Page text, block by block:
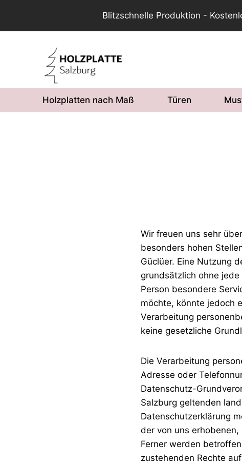
Blitzschnelle Produktion -
Holzplatten nach Maß Türen
Wir freuen uns sehr
besonders hohen
Güclüer. Eine Nutzung
grundsätzlich ohne
Person besondere
möchte, könnte jedoch
Verarbeitung
keine gesetzliche
Die Verarbeitung
Adresse oder
Datenschutz-
Salzburg geltenden
Datenschutzerklärung
der von uns
Ferner werden
zustehenden Rechte